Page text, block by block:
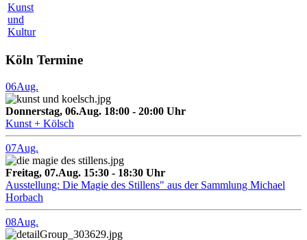
Kunst
und
Kultur
Köln Termine
06Aug.
Donnerstag, 06.Aug. 18:00 - 20:00 Uhr
Kunst + Kölsch
07Aug.
Freitag, 07.Aug. 15:30 - 18:30 Uhr
Ausstellung: Die Magie des Stillens" aus der Sammlung Michael
Horbach
08Aug.